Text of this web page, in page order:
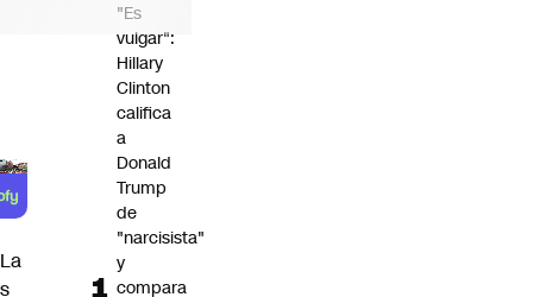
La
s
"Es
vulgar":
Hillary
Clinton
califica
a
Donald
Trump
de
"narcisista"
y
compara